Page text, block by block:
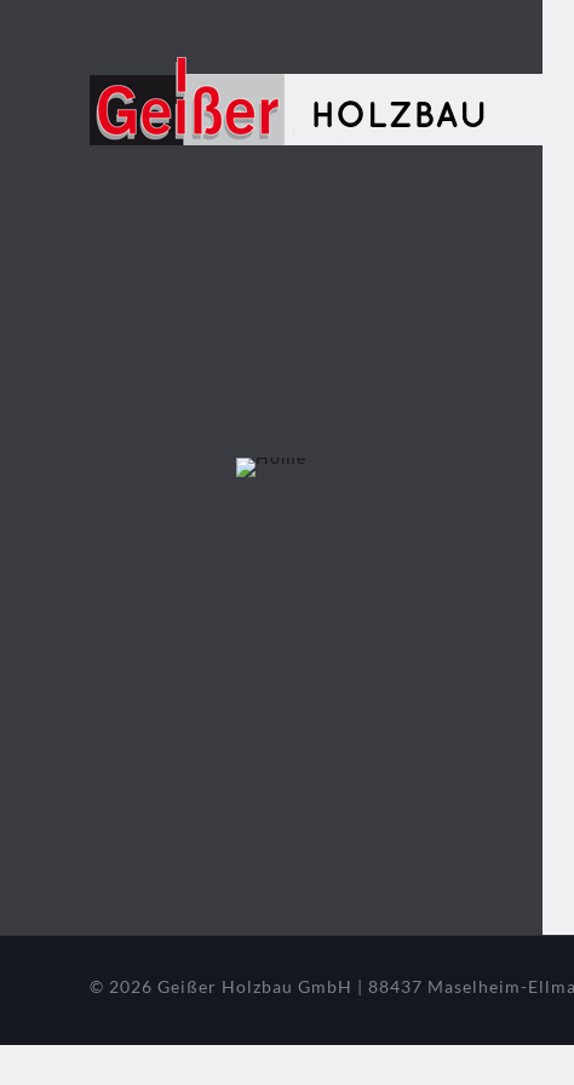
© 2026 Geißer Holzbau GmbH | 88437 Maselheim-